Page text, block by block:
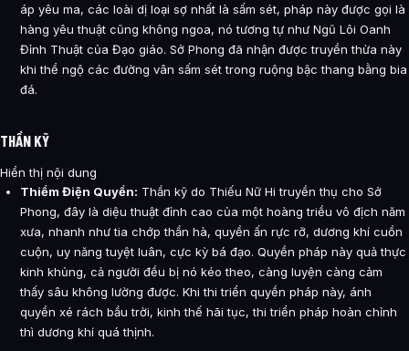
áp yêu ma, các loài dị loại sợ nhất là sấm sét, pháp này được gọi là
hàng yêu thuật cũng không ngoa, nó tương tự như Ngũ Lôi Oanh
Đỉnh Thuật của Đạo giáo. Sở Phong đã nhận được truyền thừa này
khi thể ngộ các đường vân sấm sét trong ruộng bậc thang bằng bia
đá.
THẦN KỸ
Hiển thị nội dung
Thiểm Điện Quyền: Thần kỹ do Thiếu Nữ Hi truyền thụ cho Sở
Phong, đây là diệu thuật đỉnh cao của một hoàng triều vô địch năm
xưa, nhanh như tia chớp thần hà, quyền ấn rực rỡ, dương khí cuồn
cuộn, uy năng tuyệt luân, cực kỳ bá đạo. Quyền pháp này quả thực
kinh khủng, cả người đều bị nó kéo theo, càng luyện càng cảm
thấy sâu không lường được. Khi thi triển quyền pháp này, ánh
quyền xé rách bầu trời, kinh thế hãi tục, thi triển pháp hoàn chỉnh
thì dương khí quá thịnh.